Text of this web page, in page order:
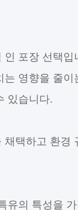
포장 선택
영향을 줄
있습니다.
택하고 환경
의 특성을